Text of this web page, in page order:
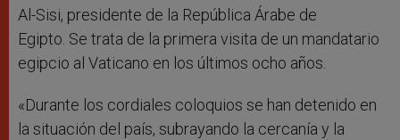
Al-Sisi, presidente de la República Árabe de
Egipto. Se trata de la primera visita de un mandatario
egipcio al Vaticano en los últimos ocho años.
«Durante los cordiales coloquios se han detenido en
la situación del país, subrayando la cercanía y la